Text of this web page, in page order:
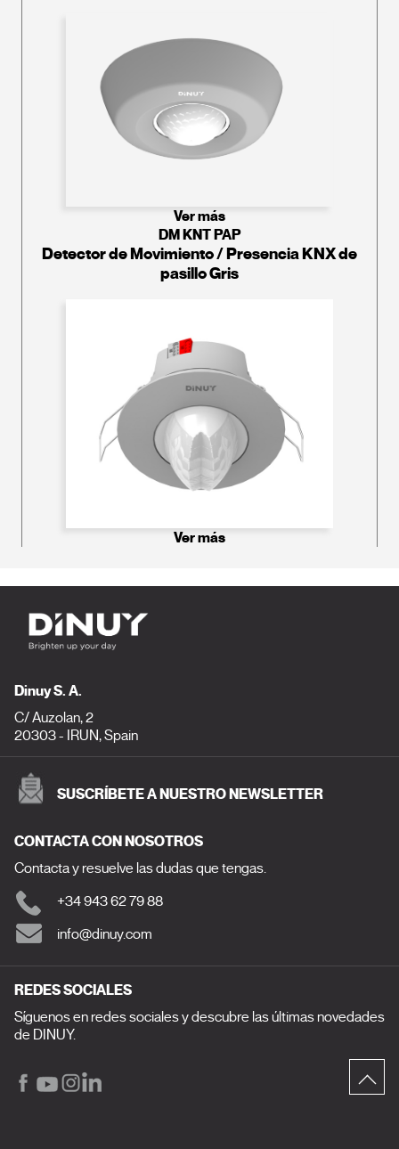
Ver más
DM KNT PAP
Detector de Movimiento / Presencia KNX de
pasillo Gris
Ver más
Dinuy S. A.
C/ Auzolan, 2
20303 - IRUN, Spain
SUSCRÍBETE A NUESTRO NEWSLETTER
CONTACTA CON NOSOTROS
Contacta y resuelve las dudas que tengas.
+34 943 62 79 88
info@dinuy.com
REDES SOCIALES
Síguenos en redes sociales y descubre las últimas novedades
de DINUY.